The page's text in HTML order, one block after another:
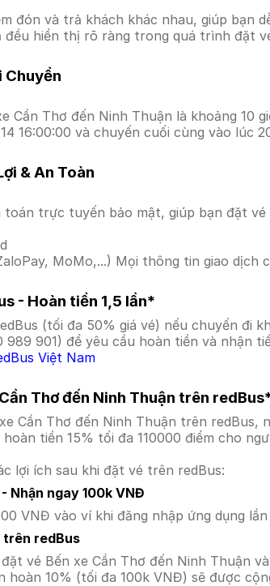
đón và trả khách khác nhau, giúp bạn
đều hiển thị rõ ràng trong quá trình đặt
Chuyển
Cần Thơ đến Ninh Thuận là khoảng
16:00:00 và chuyến cuối cùng vào lúc
& An Toàn
trực tuyến bảo mật, giúp bạn đặt
MoMo,...) Mọi thông tin giao dịch
- Hoàn tiền 1,5 lần*
(tối đa 50% giá vé) nếu chuyến đi
989 901) để yêu cầu hoàn tiền và nhận
Việt Nam
Thơ đến Ninh Thuận trên
Cần Thơ đến Ninh Thuận trên redBus,
tiền 15% tối đa 110000 điểm cho
lợi ích sau khi đặt vé trên redBus:
Nhận ngay 100k VNĐ
VNĐ vào ví khi đăng nhập ứng dụng
trên redBus
vé Bến xe Cần Thơ đến Ninh Thuận
hoàn 10% (tối đa 100k VNĐ) sẽ được